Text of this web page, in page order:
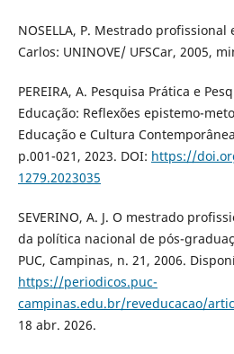
NOSELLA, P. Mestrado profissional
Carlos: UNINOVE/ UFSCar, 2005,
PEREIRA, A. Pesquisa Prática e
Educação: Reflexões epistemo-
Educação e Cultura
p.001-021, 2023. DOI: https://
1279.2023035
SEVERINO, A. J. O mestrado
da política nacional de pós-
PUC, Campinas, n. 21, 2006.
https://periodicos.puc-
campinas.edu.br/reveducacao/
18 abr. 2026.